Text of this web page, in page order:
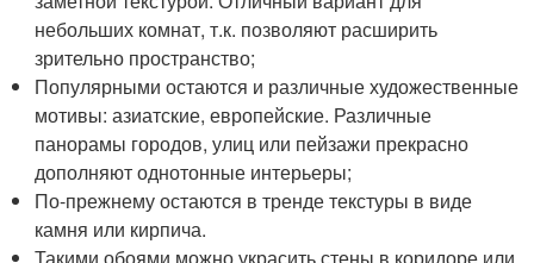
небольших комнат, т.к. позволяют расширить
зрительно пространство;
Популярными остаются и различные художественные
мотивы: азиатские, европейские. Различные
панорамы городов, улиц или пейзажи прекрасно
дополняют однотонные интерьеры;
По-прежнему остаются в тренде текстуры в виде
камня или кирпича.
Такими обоями можно украсить стены в коридоре или